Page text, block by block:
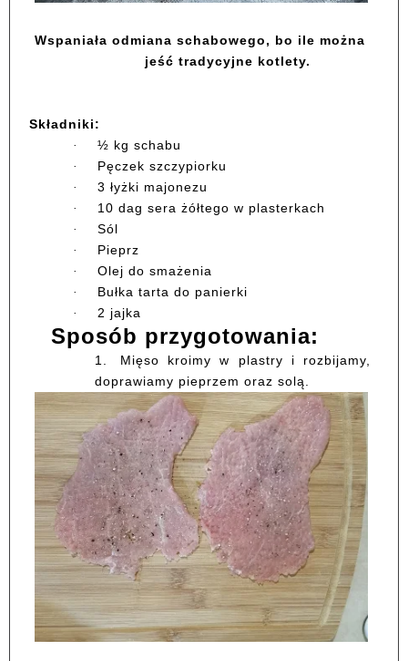
Wspaniała odmiana schabowego, bo ile można
jeść tradycyjne kotlety.
Składniki:
· ½ kg schabu
· Pęczek szczypiorku
· 3 łyżki majonezu
· 10 dag sera żółtego w plasterkach
· Sól
· Pieprz
· Olej do smażenia
· Bułka tarta do panierki
· 2 jajka
Sposób przygotowania:
1.
Mięso kroimy w plastry i rozbijamy,
doprawiamy pieprzem oraz solą.